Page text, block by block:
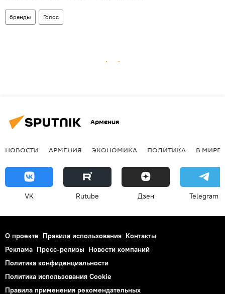
бренды Голос
Армения
НОВОСТИ АРМЕНИЯ ЭКОНОМИКА ПОЛИТИКА В МИРЕ
VK Rutube Дзен Telegram
О проекте Правила использования Контакты
Реклама Пресс-релизы Новости компаний
Политика конфиденциальности
Политика использования Cookie
Правила применения рекомендательных